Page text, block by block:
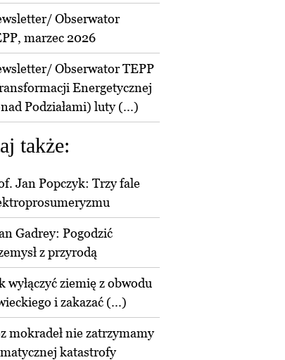
Obserwator
marzec 2026
Obserwator TEPP
Energetycznej
Podziałami) luty (...)
także:
Jan Popczyk: Trzy fale
Gadrey: Pogodzić
z przyrodą
wyłączyć ziemię z obwodu
i zakazać (...)
mokradeł nie zatrzymamy
katastrofy